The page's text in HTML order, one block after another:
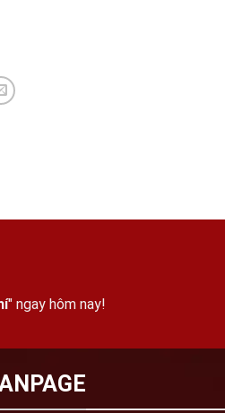
" ngay hôm nay!